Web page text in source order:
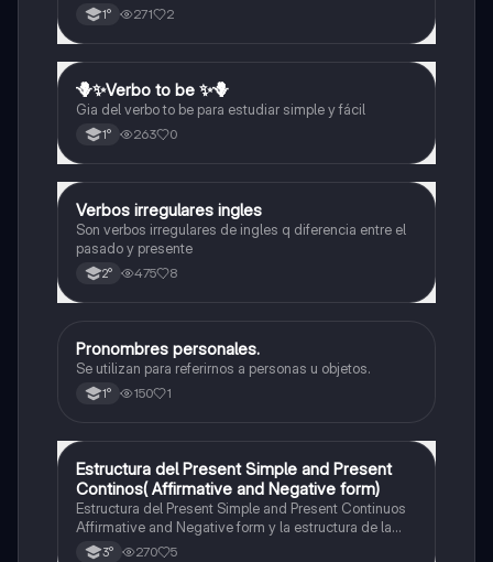
1° 271 2
Inglés
🪻✨️Verbo to be ✨️🪻
Gia del verbo to be para estudiar simple y fácil
1° 263 0
Inglés
Verbos irregulares ingles
Son verbos irregulares de ingles q diferencia entre el
pasado y presente
2° 475 8
Inglés
Pronombres personales.
Se utilizan para referirnos a personas u objetos.
1° 150 1
Inglés
Estructura del Present Simple and Present
Continos( Affirmative and Negative form)
Estructura del Present Simple and Present Continuos
Affirmative and Negative form y la estructura de la
pregunta con todas las personas.
3° 270 5